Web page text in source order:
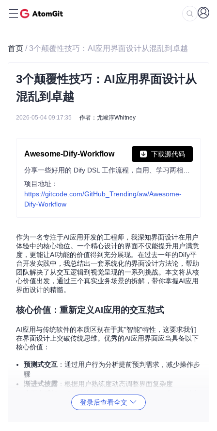
首页 / 3个颠覆性技巧：AI应用界面设计从混乱到卓越
3个颠覆性技巧：AI应用界面设计从
混乱到卓越
2026-05-04 09:17:35 作者：尤峻淳Whitney
Awesome-Dify-Workflow 下载源代码
项目地址：
https://gitcode.com/GitHub_Trending/aw/Awesome-
Dify-Workflow
作为一名专注于AI应用开发的工程师，我深知界面设计在用户
体验中的核心地位。一个精心设计的界面不仅能提升用户满意
度，更能让AI功能的价值得到充分展现。在过去一年的Dify平
台开发实践中，我总结出一套系统化的界面设计方法论，帮助
团队解决了从交互逻辑到视觉呈现的一系列挑战。本文将从核
心价值出发，通过三个真实业务场景的拆解，带你掌握AI应用
界面设计的精髓。
核心价值：重新定义AI应用的交互范式
AI应用与传统软件的本质区别在于其"智能"特性，这要求我们
在界面设计上突破传统思维。优秀的AI应用界面应当具备以下
核心价值：
预测式交互 ：通过用户行为分析提前预判需求，减少操作步
骤
渐进式披露 ：根据用户熟练度动态调整界面复杂度
：将AI能力自然融入用户工作流，而非作为独立
登录后查看全文